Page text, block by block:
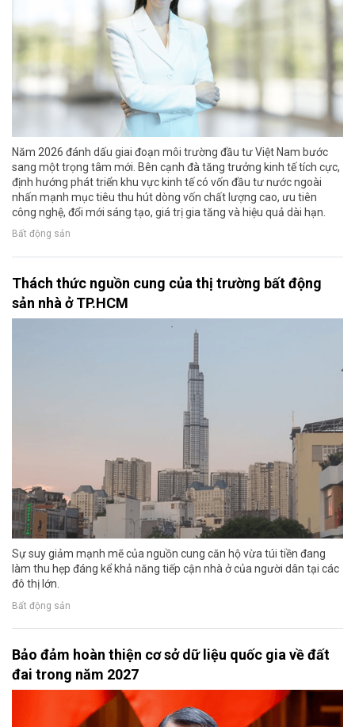
Năm 2026 đánh dấu giai đoạn môi trường đầu tư Việt Nam bước
sang một trọng tâm mới. Bên cạnh đà tăng trưởng kinh tế tích cực,
định hướng phát triển khu vực kinh tế có vốn đầu tư nước ngoài
nhấn mạnh mục tiêu thu hút dòng vốn chất lượng cao, ưu tiên
công nghệ, đổi mới sáng tạo, giá trị gia tăng và hiệu quả dài hạn.
Bất động sản
Thách thức nguồn cung của thị trường bất động
sản nhà ở TP.HCM
Sự suy giảm mạnh mẽ của nguồn cung căn hộ vừa túi tiền đang
làm thu hẹp đáng kể khả năng tiếp cận nhà ở của người dân tại các
đô thị lớn.
Bất động sản
Bảo đảm hoàn thiện cơ sở dữ liệu quốc gia về đất
đai trong năm 2027